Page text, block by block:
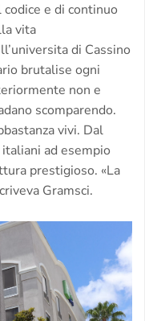
e di continuo
vita
di Cassino
brutalise ogni
non e
scomparendo.
vivi. Dal
ad esempio
prestigioso. «La
Gramsci.